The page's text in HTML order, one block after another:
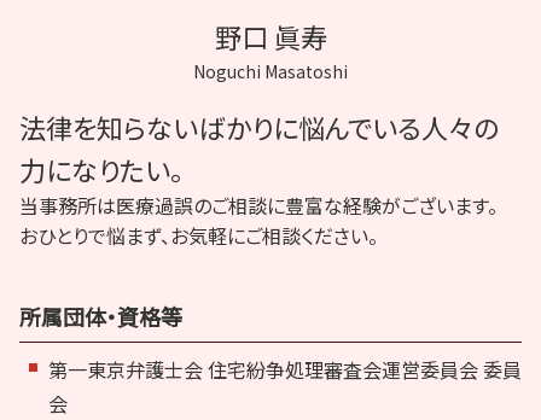
野口 眞寿
Noguchi Masatoshi
法律を知らないばかりに悩んでいる人々の
力になりたい。
当事務所は医療過誤のご相談に豊富な経験がございます。
おひとりで悩まず、お気軽にご相談ください。
所属団体・資格等
第一東京弁護士会 住宅紛争処理審査会運営委員会 委員
会